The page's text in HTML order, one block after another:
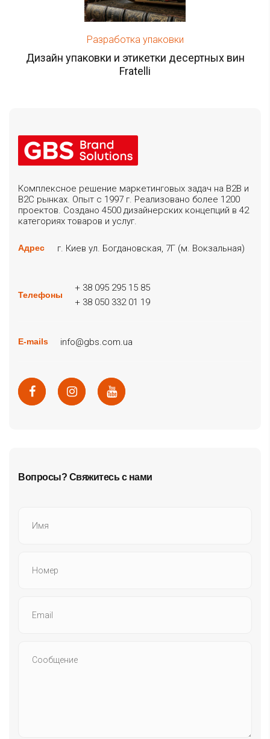
Разработка упаковки
Дизайн упаковки и этикетки десертных вин
Fratelli
Комплексное решение маркетинговых задач на B2B и
B2C рынках. Опыт с 1997 г. Реализовано более 1200
проектов. Создано 4500 дизайнерских концепций в 42
категориях товаров и услуг.
Адрес г. Киев ул. Богдановская, 7Г (м. Вокзальная)
Телефоны
+ 38 095 295 15 85
+ 38 050 332 01 19
E-mails info@gbs.com.ua
Вопросы? Свяжитесь с нами